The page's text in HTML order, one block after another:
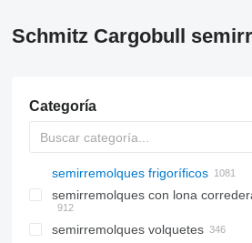
Schmitz Cargobull
Categoría
semirremolques frigoríficos
semirremolques con lona
semirremolques volquetes